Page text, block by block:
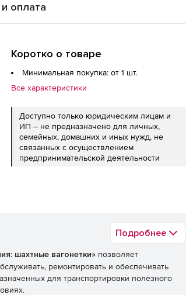
оплата
Коротко о товаре
Минимальная покупка: от 1 шт.
Все характеристики
Доступно только юридическим лицам и
ИП – не предназначено для личных,
семейных, домашних и иных нужд, не
связанных с осуществлением
предпринимательской деятельности
Подробнее
шахтные вагонетки» позволяет
ремонтировать и обеспечивать
для транспортировки полезного